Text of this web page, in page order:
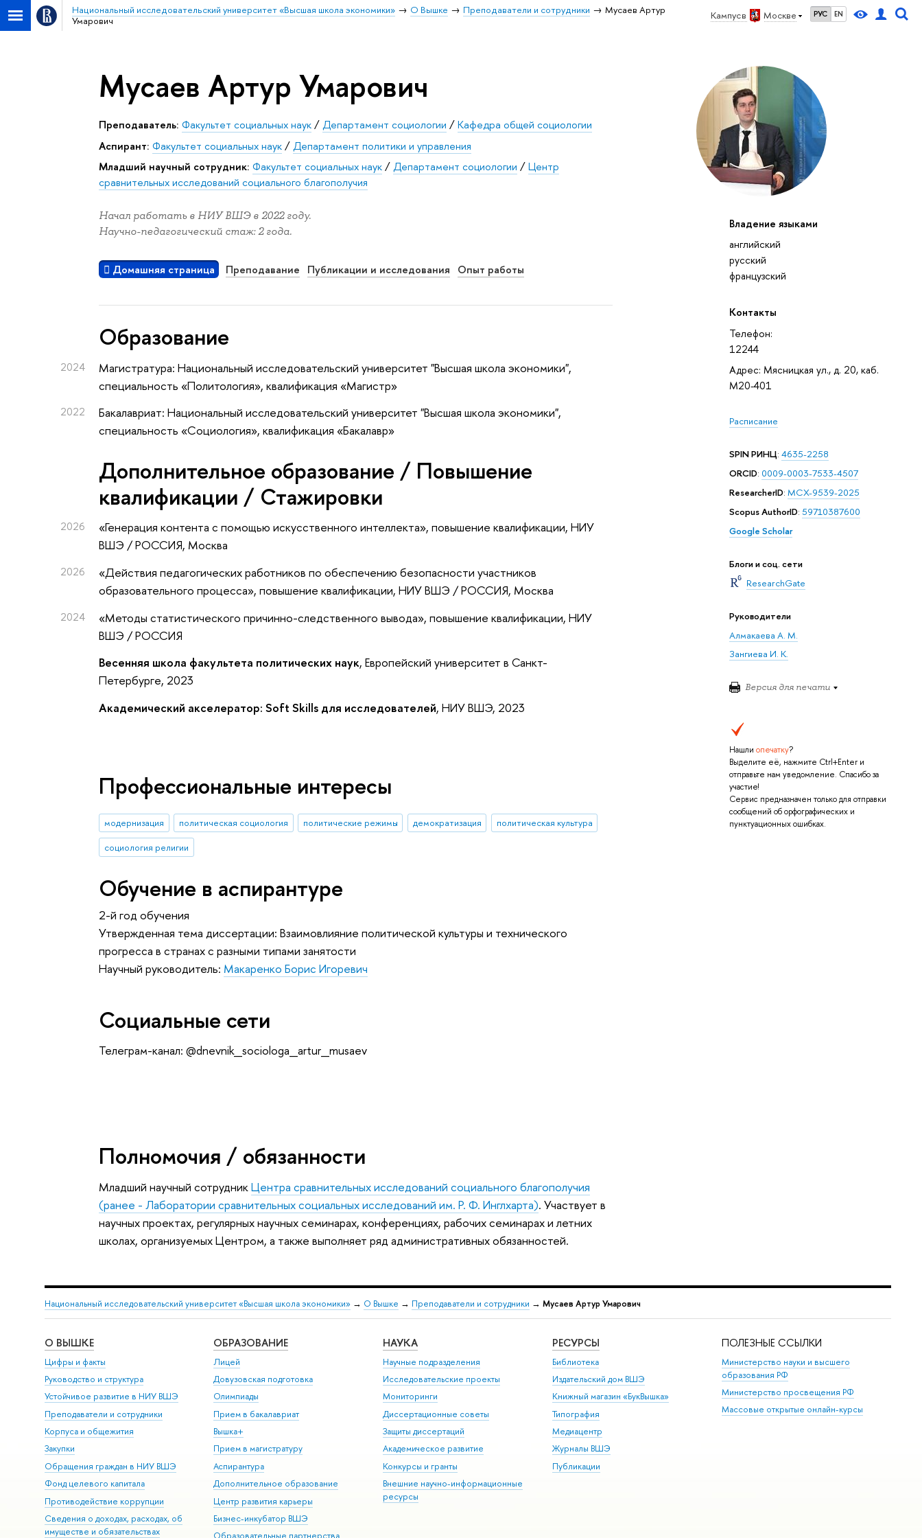
Кампус в Москве РУС EN
Национальный исследовательский университет «Высшая школа экономики» О Вышке Преподаватели и сотрудники
Мусаев Артур
Умарович
Владение языками
английский
русский
французский
Контакты
Телефон:
12244
Адрес: Мясницкая ул., д. 20, каб.
М20-401
Расписание
SPIN РИНЦ: 4635-2258
ORCID: 0009-0003-7533-4507
ResearcherID: MCX-9539-2025
Scopus AuthorID: 59710387600
Google Scholar
Блоги и соц. сети
ResearchGate
Руководители
Алмакаева А. М.
Зангиева И. К.
Версия для печати
Нашли опечатку?
Выделите её, нажмите Ctrl+Enter и
отправьте нам уведомление. Спасибо за
участие!
Сервис предназначен только для отправки
сообщений об орфографических и
пунктуационных ошибках.
Мусаев Артур Умарович
Преподаватель: Факультет социальных наук/Департамент социологии /Кафедра общей социологии
Аспирант: Факультет социальных наук/Департамент политики и управления
Младший научный сотрудник: Факультет социальных наук/Департамент социологии /Центр
сравнительных исследований социального благополучия
Начал работать в НИУ ВШЭ в 2022 году.
Научно-педагогический стаж: 2 года.
Домашняя страница Преподавание Публикации и исследования Опыт работы
Oбразование
2024
Магистратура: Национальный исследовательский университет "Высшая школа экономики",
специальность «Политология», квалификация «Магистр»
2022
Бакалавриат: Национальный исследовательский университет "Высшая школа экономики",
специальность «Социология», квалификация «Бакалавр»
Дополнительное образование / Повышение
квалификации / Стажировки
2026 «Генерация контента с помощью искусственного интеллекта», повышение квалификации, НИУ
ВШЭ / РОССИЯ, Москва
2026
«Действия педагогических работников по обеспечению безопасности участников
образовательного процесса», повышение квалификации, НИУ ВШЭ / РОССИЯ, Москва
2024 «Методы статистического причинно-следственного вывода», повышение квалификации, НИУ
ВШЭ / РОССИЯ
Весенняя школа факультета политических наук, Европейский университет в Санкт-
Петербурге, 2023
Академический акселератор: Soft Skills для исследователей, НИУ ВШЭ, 2023
Профессиональные интересы
модернизация политическая социология политические режимы демократизация
политическая культура
социология религии
Обучение в аспирантуре
2-й год обучения
Утвержденная тема диссертации: Взаимовлияние политической культуры и технического
прогресса в странах с разными типами занятости
Научный руководитель: Макаренко Борис Игоревич
Социальные сети
Телеграм-канал: @dnevnik_sociologa_artur_musaev
Полномочия / обязанности
Младший научный сотрудникЦентра сравнительных исследований социального благополучия
(ранее - Лаборатории сравнительных социальных исследований им. Р. Ф. Инглхарта). Участвует в
научных проектах, регулярных научных семинарах, конференциях, рабочих семинарах и летних
школах, организуемых Центром, а также выполняет ряд административных обязанностей.
Национальный исследовательский университет «Высшая школа экономики» → О Вышке → Преподаватели и сотрудники → Мусаев Артур Умарович
О ВЫШКЕ
Цифры и факты
Руководство и структура
Устойчивое развитие в НИУ ВШЭ
Преподаватели и сотрудники
Корпуса и общежития
Закупки
Обращения граждан в НИУ ВШЭ
Фонд целевого капитала
Противодействие коррупции
Сведения о доходах, расходах, об
имуществе и обязательствах
ОБРАЗОВАНИЕ
Лицей
Довузовская подготовка
Олимпиады
Прием в бакалавриат
Вышка+
Прием в магистратуру
Аспирантура
Дополнительное образование
Центр развития карьеры
Бизнес-инкубатор ВШЭ
НАУКА
Научные подразделения
Исследовательские проекты
Мониторинги
Диссертационные советы
Защиты диссертаций
Академическое развитие
Конкурсы и гранты
Внешние научно-информационные
ресурсы
РЕСУРСЫ
Библиотека
Издательский дом ВШЭ
Книжный магазин «БукВышка»
Типография
Медиацентр
Журналы ВШЭ
Публикации
ПОЛЕЗНЫЕ ССЫЛКИ
Министерство науки и высшего
образования РФ
Министерство просвещения РФ
Массовые открытые онлайн-курсы